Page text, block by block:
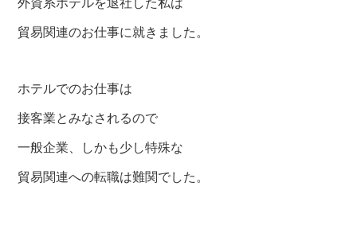
貿易関連のお仕事に就きました。
ホテルでのお仕事は
接客業とみなされるので
一般企業、しかも少し特殊な
貿易関連への転職は難関でした。